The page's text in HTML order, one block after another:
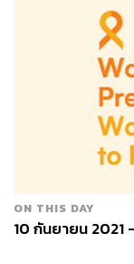
สาเหตุของการฆ่
การที่คนฆ่าตัวตา
กำลังเผชิญอยู่ได้
เดี่ยว รู้สึกว่าต้อง
เหลือใคร ไร้ค่า ต้
ที่ทำให้คนฆ่าตัวตาย
ON THIS DAY
10 กันยายน 2021